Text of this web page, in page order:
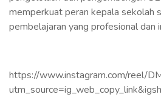
memperkuat peran kepala sekolah
pembelajaran yang profesional dan
https://www.instagram.com/reel/